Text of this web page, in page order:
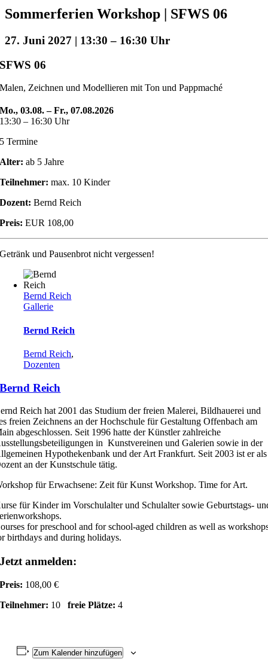
Sommerferien Workshop | SFWS 06
27. Juni 2027 | 13:30 – 16:30
SFWS 06
Malen, Zeichnen und Modellieren mit Ton und Pappmaché
Mo., 03.08. – Fr., 07.08.2026
13:30 – 16:30 Uhr
5 Termine
Alter: ab 5 Jahre
Teilnehmer: max. 10 Kinder
Dozent: Bernd Reich
Preis: EUR 108,00
Getränk und Pausenbrot nicht vergessen!
Bernd Reich
Gallerie
Bernd Reich
Bernd Reich,
Dozenten
Bernd Reich
Reich hat 2001 das Studium der freien Malerei, Bildhauerei und
freien Zeichnens an der Hochschule für Gestaltung Offenbach am
abgeschlossen. Seit 1996 hatte der Künstler zahlreiche
in Kunstvereinen und Galerien sowie in der
Hypothekenbank und der Art Frankfurt. Seit 2003 ist er als
an der Kunstschule tätig.
für Erwachsene: Zeit für Kunst Workshop. Time for Art.
für Kinder im Vorschulalter und Schulalter sowie Geburtstags-
for preschool and for school-aged children as well as
birthdays and during holidays.
Jetzt anmelden:
Preis: 108,00 €
Teilnehmer: 10freie Plätze: 4
Zum Kalender hinzufügen